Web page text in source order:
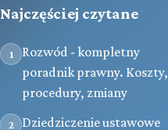
Najczęściej czytane
1
Rozwód - kompletny
poradnik prawny. Koszty,
procedury, zmiany
2
Dziedziczenie ustawowe